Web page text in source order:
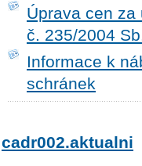
Úprava cen
č. 235/2004
Informace k
schránek
cadr002.aktualni